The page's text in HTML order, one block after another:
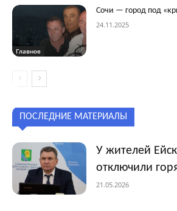
Главное
Сочи — город под
24.11.2025
ПОСЛЕДНИЕ МАТЕРИАЛЫ
У жителей
отключили
21.05.2026